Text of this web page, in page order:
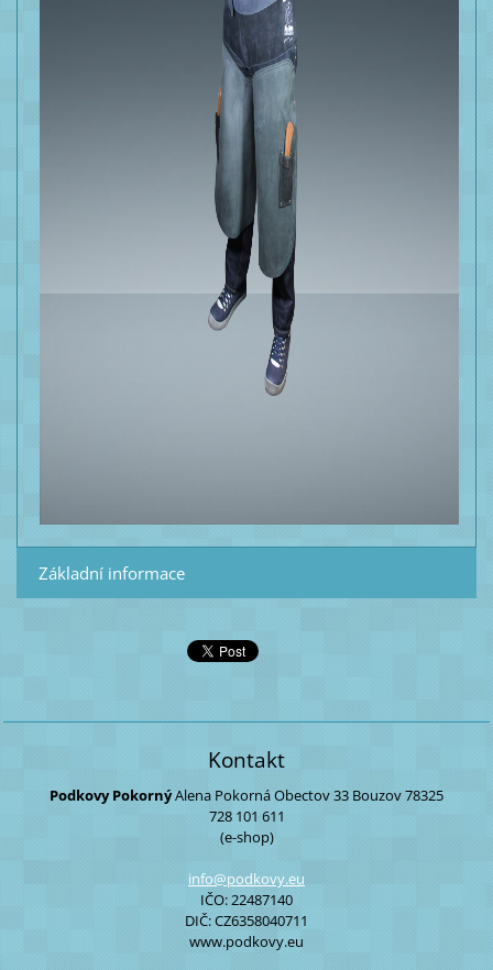
Základní informace
Kontakt
Podkovy PokornýAlena PokornáObectov 33 Bouzov78325
728 101 611
(e-shop)
info@podkovy.eu
IČO: 22487140
DIČ: CZ6358040711
www.podkovy.eu